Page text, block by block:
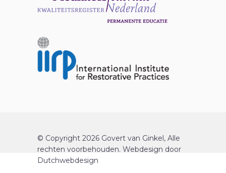
© Copyright 2026 Govert van Ginkel, Alle
rechten voorbehouden. Webdesign door
Dutchwebdesign